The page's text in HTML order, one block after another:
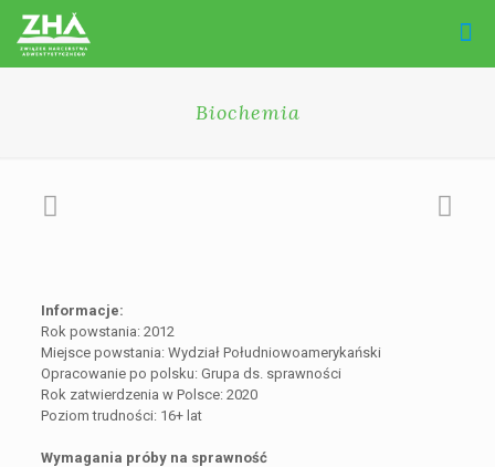
Biochemia
Informacje:
Rok powstania: 2012
Miejsce powstania: Wydział Południowoamerykański
Opracowanie po polsku: Grupa ds. sprawności
Rok zatwierdzenia w Polsce: 2020
Poziom trudności: 16+ lat
Wymagania próby na sprawność